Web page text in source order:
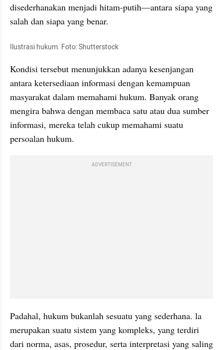
disederhanakan menjadi hitam-putih—antara siapa yang
salah dan siapa yang benar.
Ilustrasi hukum. Foto: Shutterstock
Kondisi tersebut menunjukkan adanya kesenjangan
antara ketersediaan informasi dengan kemampuan
masyarakat dalam memahami hukum. Banyak orang
mengira bahwa dengan membaca satu atau dua sumber
informasi, mereka telah cukup memahami suatu
persoalan hukum.
ADVERTISEMENT
Padahal, hukum bukanlah sesuatu yang sederhana. la
merupakan suatu sistem yang kompleks, yang terdiri
dari norma, asas, prosedur, serta interpretasi yang saling